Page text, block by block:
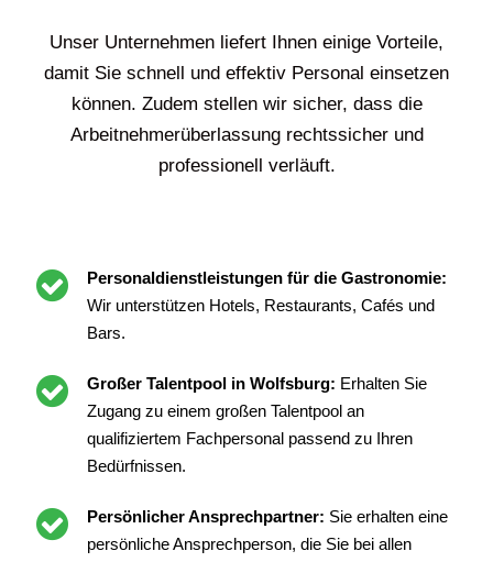
Unser Unternehmen liefert Ihnen einige Vorteile,
damit Sie schnell und effektiv Personal einsetzen
können. Zudem stellen wir sicher, dass die
Arbeitnehmerüberlassung rechtssicher und
professionell verläuft.
Personaldienstleistungen für die Gastronomie:
Wir unterstützen Hotels, Restaurants, Cafés und
Bars.
Großer Talentpool in Wolfsburg: Erhalten Sie
Zugang zu einem großen Talentpool an
qualifiziertem Fachpersonal passend zu Ihren
Bedürfnissen.
Persönlicher Ansprechpartner: Sie erhalten eine
persönliche Ansprechperson, die Sie bei allen